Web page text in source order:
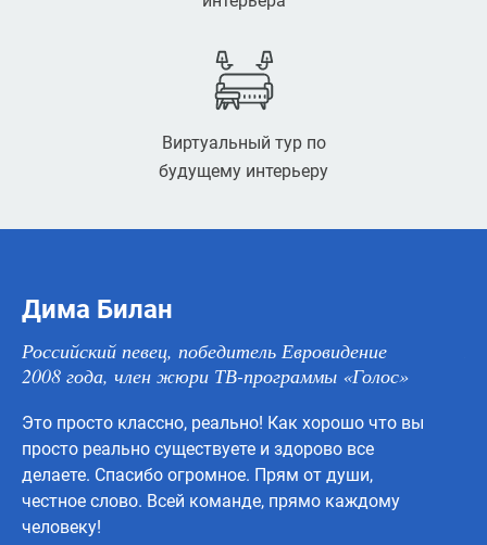
Виртуальный тур по
будущему интерьеру
Дима Билан
Российский певец, победитель Евровидение
2008 года, член жюри ТВ-программы «Голос»
Это просто классно, реально! Как хорошо что вы
просто реально существуете и здорово все
делаете. Спасибо огромное. Прям от души,
честное слово. Всей команде, прямо каждому
человеку!